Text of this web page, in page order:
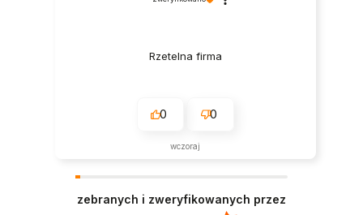
Rzetelna firma
0 0
wczoraj
zebranych i zweryfikowanych przez